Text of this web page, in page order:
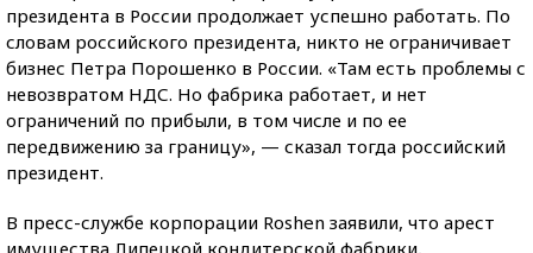
президента в России продолжает успешно работать. По
словам российского президента, никто не ограничивает
бизнес Петра Порошенко в России. «Там есть проблемы с
невозвратом НДС. Но фабрика работает, и нет
ограничений по прибыли, в том числе и по ее
передвижению за границу», — сказал тогда российский
президент.
В пресс-службе корпорации Roshen заявили, что арест
имущества Липецкой кондитерской фабрики,